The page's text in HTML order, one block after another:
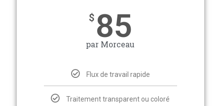
$ 85
par Morceau
Flux de travail rapide
Traitement transparent ou coloré